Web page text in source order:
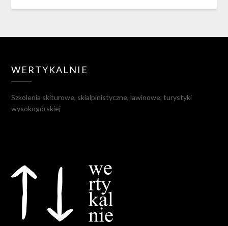
WERTYKALNIE
Szkolenia skiturowe, skialpinistyczne, lawinowe, turystyki
wysokogórskiej